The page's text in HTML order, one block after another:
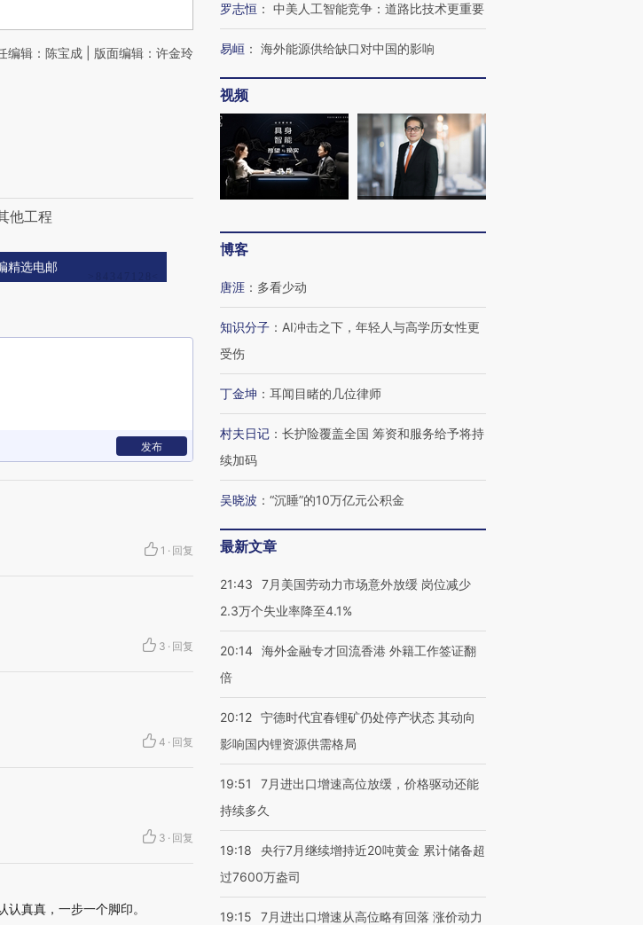
编辑：陈宝成 | 版面编辑：许金玲
他工程
精选电邮
发布
1 · 回复
3 · 回复
4 · 回复
3 · 回复
真真，一步一个脚印。
罗志恒 ： 中美人工智能竞争：道路比技术更重要
易峘 ： 海外能源供给缺口对中国的影响
视频
博客
唐涯 ： 多看少动
知识分子 ： AI冲击之下，年轻人与高学历女性更
受伤
丁金坤 ： 耳闻目睹的几位律师
村夫日记 ： 长护险覆盖全国 筹资和服务给予将持
续加码
吴晓波 ： “沉睡”的10万亿元公积金
最新文章
21:43
7月美国劳动力市场意外放缓 岗位减少
2.3万个失业率降至4.1%
20:14 海外金融专才回流香港 外籍工作签证翻
倍
20:12 宁德时代宜春锂矿仍处停产状态 其动向
影响国内锂资源供需格局
19:51
7月进出口增速高位放缓，价格驱动还能
持续多久
19:18
央行7月继续增持近20吨黄金 累计储备超
过7600万盎司
19:15
7月进出口增速从高位略有回落 涨价动力